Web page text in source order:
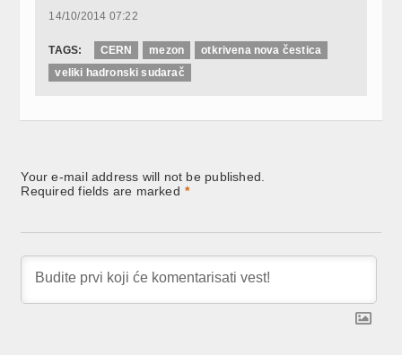
14/10/2014 07:22
TAGS: CERN mezon
otkrivena nova čestica
veliki hadronski sudarač
Your e-mail address will not be published.
Required fields are marked *